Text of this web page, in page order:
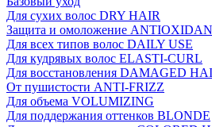
Для сухих волос DRY HAIR
Защита и омоложение
Для всех типов волос DAILY USE
Для кудрявых волос ELASTI-CURL
Для восстановления DAMAGED
От пушистости ANTI-FRIZZ
Для объема VOLUMIZING
Для поддержания оттенков BLONDE